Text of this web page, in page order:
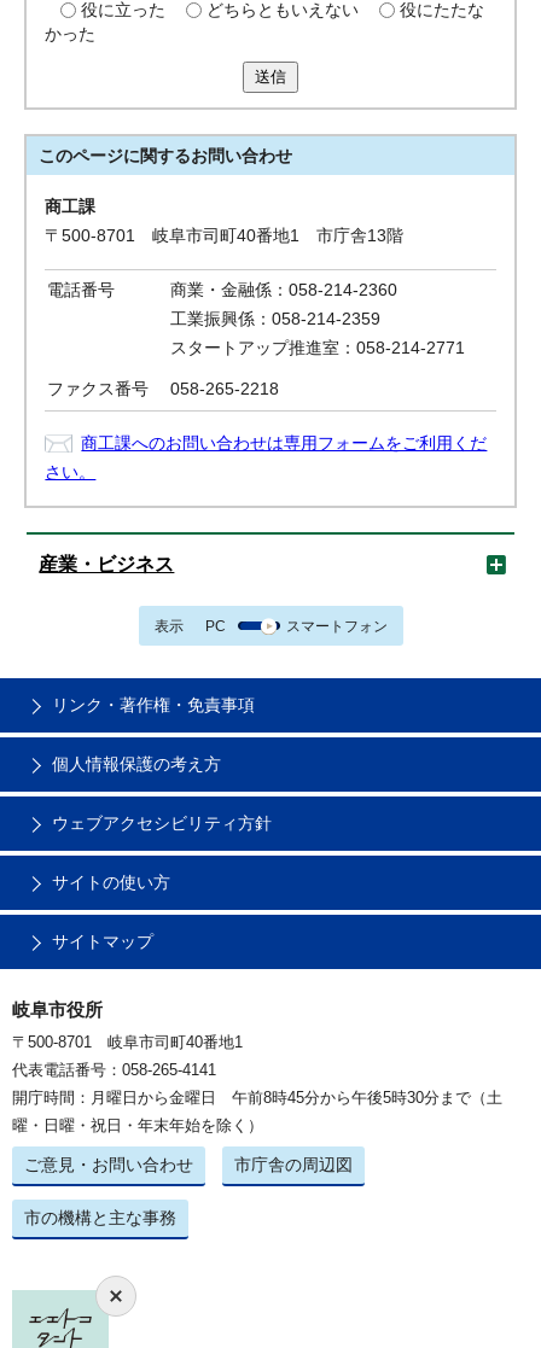
役に立った
どちらともいえない
役にたたな
かった
送信
このページに関するお問い合わせ
商工課
〒500-8701 岐阜市司町40番地1 市庁舎13階
電話番号
商業・金融係：058-214-2360
工業振興係：058-214-2359
スタートアップ推進室：058-214-2771
ファクス番号 058-265-2218
商工課へのお問い合わせは専用フォームをご利用くだ
さい。
産業・ビジネス
表示 PC スマートフォン
リンク・著作権・免責事項
個人情報保護の考え方
ウェブアクセシビリティ方針
サイトの使い方
サイトマップ
岐阜市役所
〒500-8701 岐阜市司町40番地1
代表電話番号：058-265-4141
開庁時間：月曜日から金曜日 午前8時45分から午後5時30分まで（土
曜・日曜・祝日・年末年始を除く）
ご意見・お問い合わせ 市庁舎の周辺図
市の機構と主な事務